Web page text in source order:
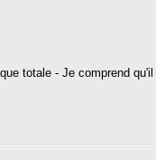
totale - Je comprend